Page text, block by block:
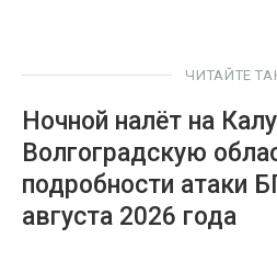
ЧИТАЙТЕ
Ночной налёт на
Волгоградскую
подробности атаки
августа 2026 года